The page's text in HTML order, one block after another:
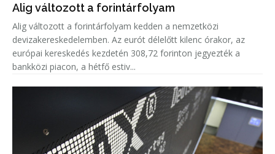
Alig változott a forintárfolyam
Alig változott a forintárfolyam kedden a nemzetközi
devizakereskedelemben. Az eurót délelőtt kilenc órakor, az
európai kereskedés kezdetén 308,72 forinton jegyezték a
bankközi piacon, a hétfő estiv...